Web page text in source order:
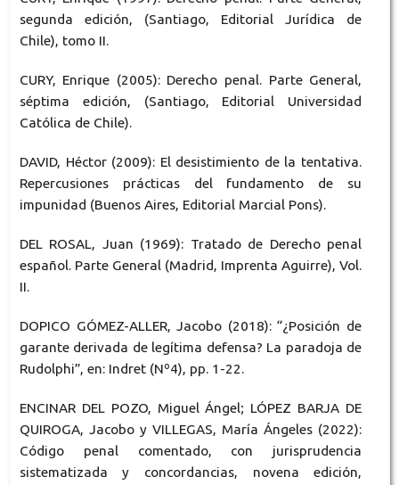
segunda edición, (Santiago, Editorial Jurídica de
Chile), tomo II.
CURY, Enrique (2005): Derecho penal. Parte General,
séptima edición, (Santiago, Editorial Universidad
Católica de Chile).
DAVID, Héctor (2009): El desistimiento de la tentativa.
Repercusiones prácticas del fundamento de su
impunidad (Buenos Aires, Editorial Marcial Pons).
DEL ROSAL, Juan (1969): Tratado de Derecho penal
español. Parte General (Madrid, Imprenta Aguirre), Vol.
II.
DOPICO GÓMEZ-ALLER, Jacobo (2018): “¿Posición de
garante derivada de legítima defensa? La paradoja de
Rudolphi”, en: Indret (Nº4), pp. 1-22.
ENCINAR DEL POZO, Miguel Ángel; LÓPEZ BARJA DE
QUIROGA, Jacobo y VILLEGAS, María Ángeles (2022):
Código penal comentado, con jurisprudencia
sistematizada y concordancias, novena edición,